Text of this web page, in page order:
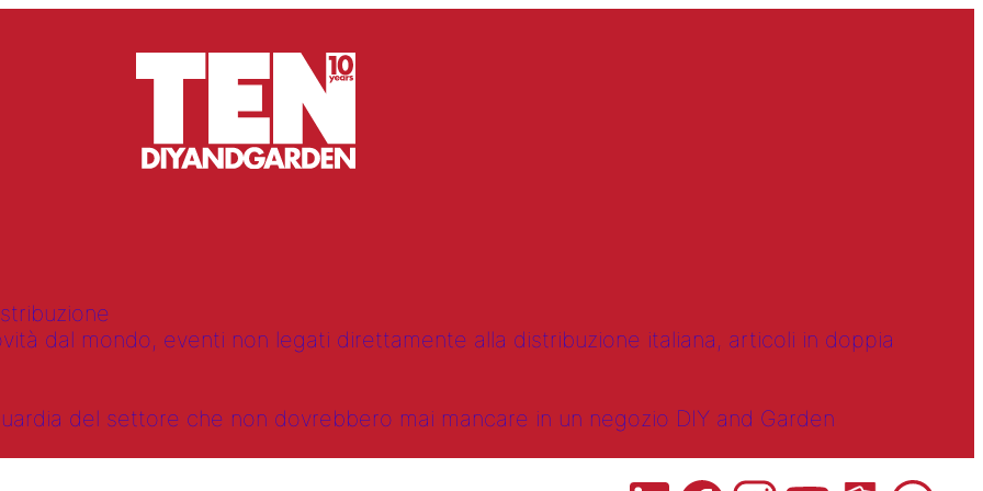
dal mondo, eventi non legati direttamente alla distribuzione italiana, articoli in doppia
del settore che non dovrebbero mai mancare in un negozio DIY and Garden